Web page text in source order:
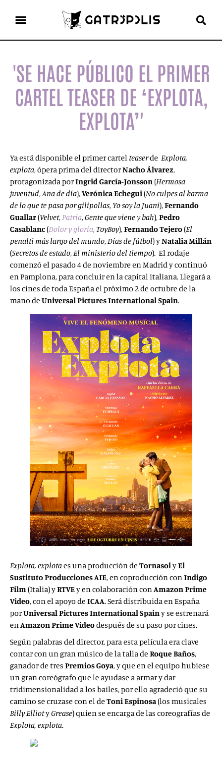
'SE HACE PÚBLICO EL PRIMER
CARTEL TEASER DE ‘EXPLOTA,
EXPLOTA’'
Ya está disponible el primer cartel teaserde Explota,
explota, ópera prima del directorNacho Álvarez,
protagonizada porIngrid García-Jonsson (Hermosa
juventud,Ana de día),Verónica Echegui (No culpes al karma
de lo que te pasa por gilipollas, Yo soy la Juani),Fernando
Guallar (Velvet,Patria,Gente que viene y bah),Pedro
Casablanc (Dolor y gloria, ToyBoy),Fernando Tejero (El
penalti más largo del mundo,Días de fútbol) yNatalia Millán
(Secretos de estado,El ministerio del tiempo). El rodaje
comenzó el pasado 4 de noviembre en Madrid y continuó
en Pamplona, para concluir en la capital italiana. Llegará a
los cines de toda España el próximo 2 de octubre de la
mano de Universal Pictures International Spain.
Explota, explotaes una producción de TornasolyEl
Sustituto Producciones AIE, en coproducción conIndigo
Film (Italia) yRTVEy en colaboración conAmazon Prime
Video, con el apoyo de ICAA. Será distribuida en España
porUniversal Pictures International Spainy se estrenará
enAmazon Prime Videodespués de su paso por cines.
Según palabras del director, para esta película era clave
contar con un gran músico de la talla de Roque Baños,
ganador de tres Premios Goya, y que en el equipo hubiese
un gran coreógrafo que le ayudase a armar y dar
tridimensionalidad a los bailes, por ello agradeció que su
camino se cruzase con el de Toni Espinosa (los musicales
Billy ElliotyGrease) quien se encarga de las coreografías de
Explota, explota.